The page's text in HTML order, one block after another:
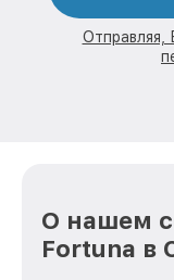
Отправляя,
О нашем
Fortuna в